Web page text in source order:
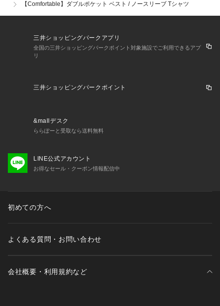
【Comfortable】ダブルポケット ベスト / ノースリーブ Tシャツ
三井ショッピングパークアプリ
全国の三井ショッピングパークポイント対象施設でご利用できるアプ
リ
三井ショッピングパークポイント
&mallデスク
ららぽーと受取なら送料無料
LINE公式アカウント
お得なセール・クーポン情報配信中
初めての方へ
よくある質問・お問い合わせ
会社概要・利用規約など